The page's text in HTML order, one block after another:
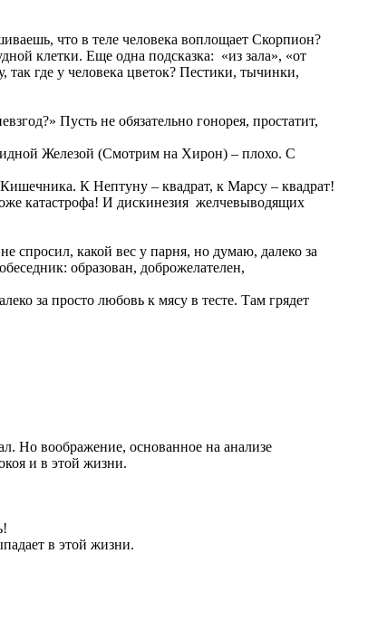
что в теле человека воплощает Скорпион?
клетки. Еще одна подсказка: «из зала», «от
где у человека цветок? Пестики, тычинки,
Пусть не обязательно гонорея, простатит,
Железой (Смотрим на Хирон) – плохо. С
К Нептуну – квадрат, к Марсу – квадрат!
катастрофа! И дискинезия желчевыводящих
спросил, какой вес у парня, но думаю, далеко за
образован, доброжелателен,
за просто любовь к мясу в тесте. Там грядет
Но воображение, основанное на анализе
и в этой жизни.
в этой жизни.